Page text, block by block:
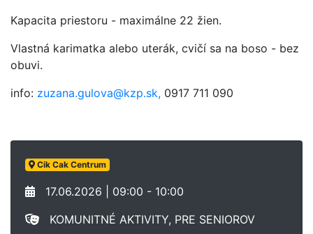
Kapacita priestoru - maximálne 22 žien.
Vlastná karimatka alebo uterák, cvičí sa na boso - bez
obuvi.
info: zuzana.gulova@kzp.sk, 0917 711 090
Cik Cak Centrum
17.06.2026 | 09:00 - 10:00
KOMUNITNÉ AKTIVITY, PRE SENIOROV